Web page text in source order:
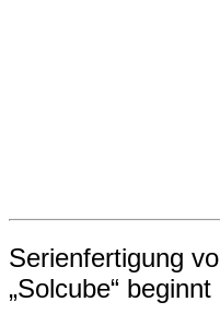
Serienfertigung
„Solcube“ beginnt